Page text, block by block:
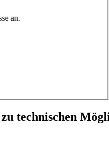
an.
technischen